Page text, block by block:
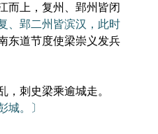
而上，复州、郢州皆闭
、郢二州皆滨汉，此时
东道节度使梁崇义发兵
刺史梁乘逾城走。
城。〕